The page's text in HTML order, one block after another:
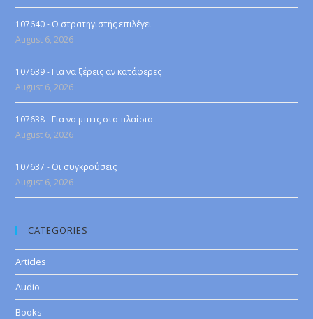
107640 - Ο στρατηγιστής επιλέγει
August 6, 2026
107639 - Για να ξέρεις αν κατάφερες
August 6, 2026
107638 - Για να μπεις στο πλαίσιο
August 6, 2026
107637 - Οι συγκρούσεις
August 6, 2026
CATEGORIES
Articles
Audio
Books